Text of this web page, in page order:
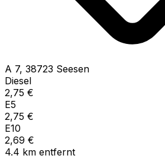
A 7, 38723 Seesen
Diesel
2,75 €
E5
2,75 €
E10
2,69 €
4.4 km entfernt